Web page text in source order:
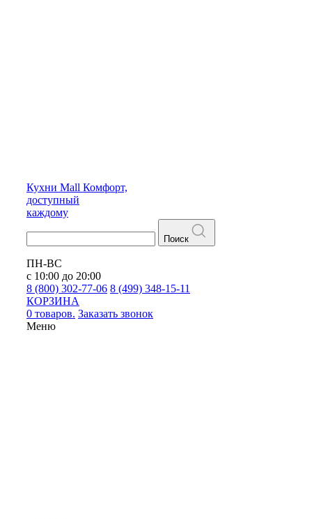
Кухни Mall Комфорт,
доступный
каждому
Поиск
ПН-ВС
с 10:00 до 20:00
8 (800) 302-77-06 8 (499) 348-15-11
КОРЗИНА
0 товаров. Заказать звонок
Меню